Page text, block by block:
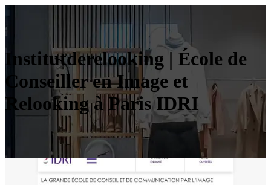
Institut­dereloo­king | École de
Conseiller en Image et
Relooking à Paris IDRI